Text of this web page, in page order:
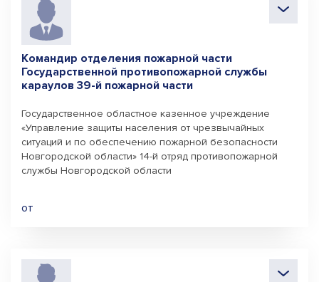
Командир отделения пожарной части
Государственной противопожарной службы
караулов 39-й пожарной части
Государственное областное казенное учреждение
«Управление защиты населения от чрезвычайных
ситуаций и по обеспечению пожарной безопасности
Новгородской области» 14-й отряд противопожарной
службы Новгородской области
от